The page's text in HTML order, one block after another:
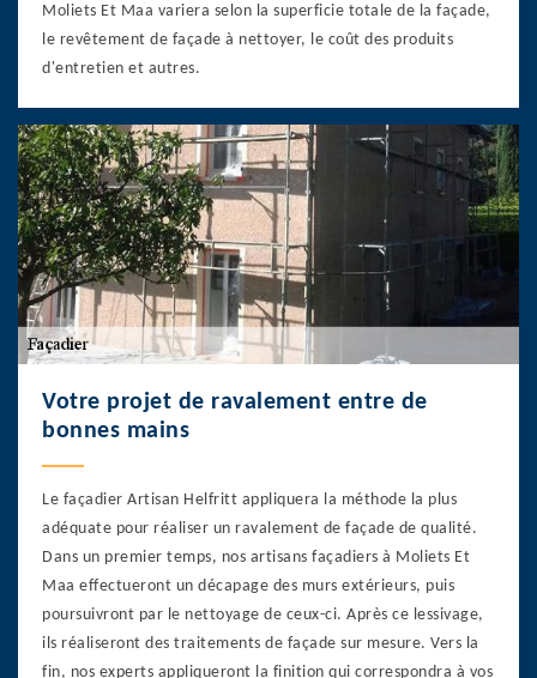
Moliets Et Maa variera selon la superficie totale de la façade,
le revêtement de façade à nettoyer, le coût des produits
d'entretien et autres.
Votre projet de ravalement entre de
bonnes mains
Le façadier Artisan Helfritt appliquera la méthode la plus
adéquate pour réaliser un ravalement de façade de qualité.
Dans un premier temps, nos artisans façadiers à Moliets Et
Maa effectueront un décapage des murs extérieurs, puis
poursuivront par le nettoyage de ceux-ci. Après ce lessivage,
ils réaliseront des traitements de façade sur mesure. Vers la
fin, nos experts appliqueront la finition qui correspondra à vos